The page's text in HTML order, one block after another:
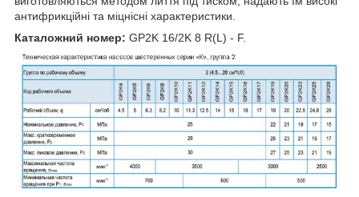
антифрикційні та міцнісні характеристики.
Каталожний номер: GP2K 16/2K 8 R(L) - F.